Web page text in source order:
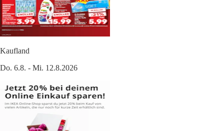
Kaufland
Do. 6.8. - Mi. 12.8.2026